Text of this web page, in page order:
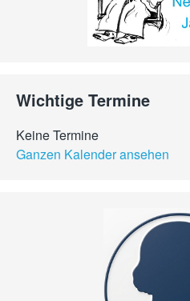
Wichtige Termine
Keine Termine
Ganzen Kalender ansehen